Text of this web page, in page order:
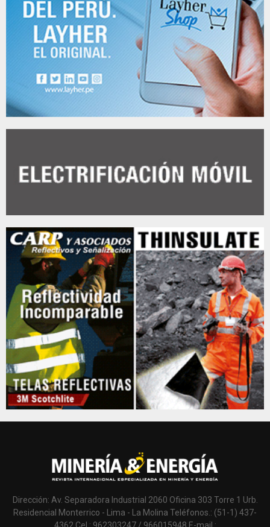
Dirección: Av. Separadora Industrial 2060 Oficina 303 Torre 1 Urb.
Residencial Monterrico - Lima - La Molina Teléfonos.: (51-1) 437-